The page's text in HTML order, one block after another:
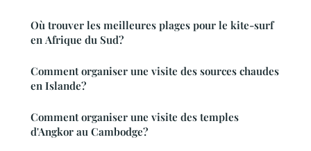
Où trouver les meilleures plages pour le kite-surf
en Afrique du Sud?
Comment organiser une visite des sources chaudes
en Islande?
Comment organiser une visite des temples
d'Angkor au Cambodge?